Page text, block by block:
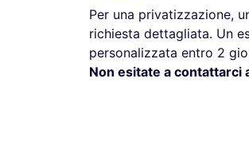
Per una privatizzazione,
richiesta dettagliata. Un
personalizzata entro 2
Non esitate a contattarci